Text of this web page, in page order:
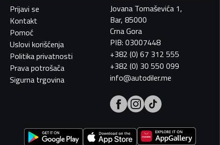
Prijavi se
Kontakt
Pomoć
Uslovi korišćenja
Politika privatnosti
Prava potrošača
Sigurna trgovina
Jovana Tomaševića 1,
Bar, 85000
Crna Gora
PIB: 03007448
+382 (0) 67 312 555
+382 (0) 30 550 099
info@autodiler.me